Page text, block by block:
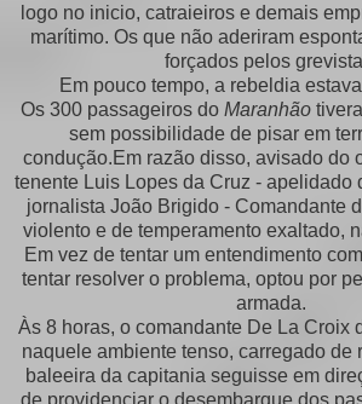
logo no inicio, catraieiros e demais
marítimo. Os que não aderiram
forçados pelos
Em pouco tempo, a rebeldia
Os 300 passageiros do Maranhão
sem possibilidade de pisar em
condução.Em razão disso, avisado do
tenente Luis Lopes da Cruz - apelidado
jornalista João Brigido - Comandante
violento e de temperamento exaltado,
Em vez de tentar um entendimento
tentar resolver o problema, optou por
armada.
Às 8 horas, o comandante De La Croix
naquele ambiente tenso, carregado de
baleeira da capitania seguisse em
de providenciar o desembarque dos